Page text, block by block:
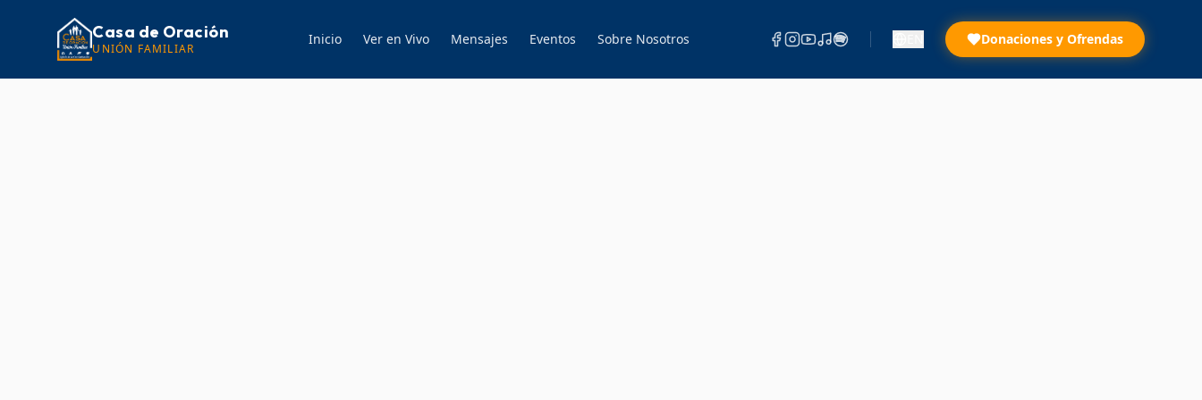
Casa de Oración
UNIÓN FAMILIAR
Inicio Ver en Vivo Mensajes Eventos Sobre Nosotros Donaciones y Ofrendas